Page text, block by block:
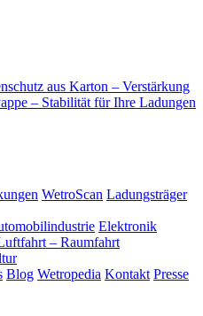
aus Karton – Verstärkung
– Stabilität für Ihre Ladungen
WetroScan Ladungsträger
Elektronik
– Raumfahrt
Blog Wetropedia Kontakt Presse